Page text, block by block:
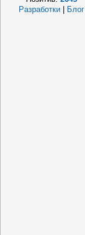
Разработки | Блог